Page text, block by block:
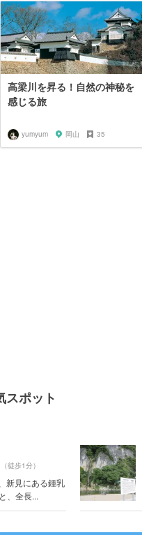
高梁川を昇る！自然の神秘を
感じる旅
yumyum 岡山 35
スポット
（徒歩1分）
新見にある鍾乳
、全長...